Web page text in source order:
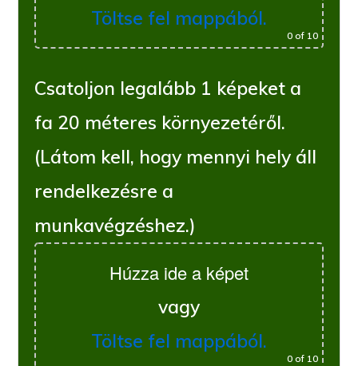
Töltse fel mappából.
0of 10
Csatoljon legalább 1 képeket a
fa 20 méteres környezetéről.
(Látom kell, hogy mennyi hely áll
rendelkezésre a
munkavégzéshez.)
Húzza ide a képet
vagy
Töltse fel mappából.
0of 10